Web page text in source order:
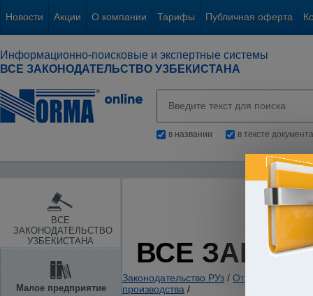
Новости Акции О компании Тарифы Публичная оферта
Информационно-поисковые и экспертные системы
ВСЕ ЗАКОНОДАТЕЛЬСТВО УЗБЕКИСТАНА
в названии в тексте документа
ВСЕ
ЗАКОНОДАТЕЛЬСТВО
УЗБЕКИСТАНА
Малое предприятие
ВСЕ
Законодательство РУз / Отдельные
производства /